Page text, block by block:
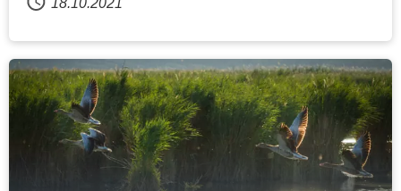
18.10.2021